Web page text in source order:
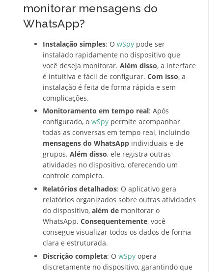
monitorar mensagens do
WhatsApp?
Instalação simples: O wSpy pode ser
instalado rapidamente no dispositivo que
você deseja monitorar. Além disso, a interface
é intuitiva e fácil de configurar. Com isso, a
instalação é feita de forma rápida e sem
complicações.
Monitoramento em tempo real: Após
configurado, o wSpy permite acompanhar
todas as conversas em tempo real, incluindo
mensagens do WhatsAppindividuais e de
grupos. Além disso, ele registra outras
atividades no dispositivo, oferecendo um
controle completo.
Relatórios detalhados: O aplicativo gera
relatórios organizados sobre outras atividades
do dispositivo, além demonitorar o
WhatsApp. Consequentemente, você
consegue visualizar todos os dados de forma
clara e estruturada.
Discrição completa: O wSpy opera
discretamente no dispositivo, garantindo que